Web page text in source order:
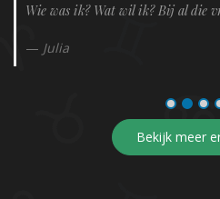
Wie was ik? Wat wil ik? Bij al die
Julia
Bekijk meer